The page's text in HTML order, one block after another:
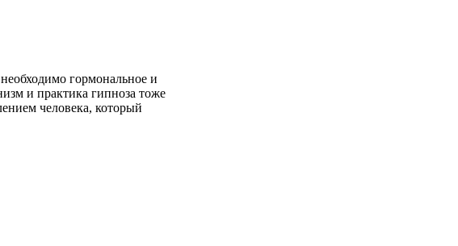
гормональное и
и практика гипноза тоже
человека, который